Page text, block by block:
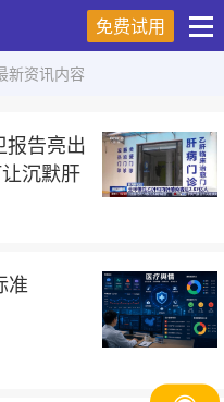
免费试用
新资讯内容
告亮出
沉默肝
准